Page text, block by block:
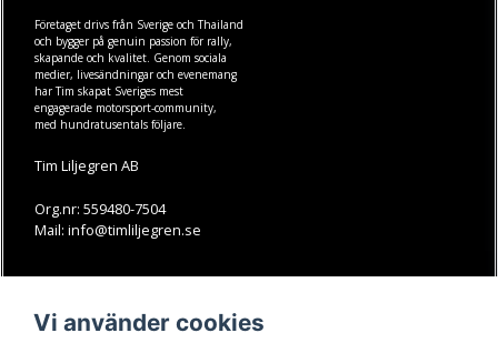
Företaget drivs från Sverige och Thailand
och bygger på genuin passion för rally,
skapande och kvalitet. Genom sociala
medier, livesändningar och evenemang
har Tim skapat Sveriges mest
engagerade motorsport-community,
med hundratusentals följare.
Tim Liljegren AB
Org.nr: 559480-7504
Mail: info@timliljegren.se
Köpvillkor
Vi använder cookies